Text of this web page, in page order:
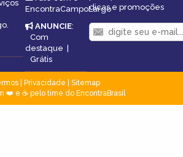
EncontraCampoLargo
ANUNCIE:
Com
destaque |
Grátis
dicas e promoções
| Privacidade
Sitemap
❤️ e ☕ pelo time do EncontraBrasil